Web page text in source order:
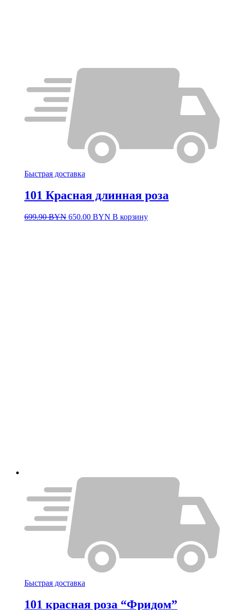
Быстрая доставка
101 Красная длинная роза
699.90BYN Первоначальная
650.00 BYN Текущая
В корзину
Быстрая доставка
101 красная роза “Фридом”